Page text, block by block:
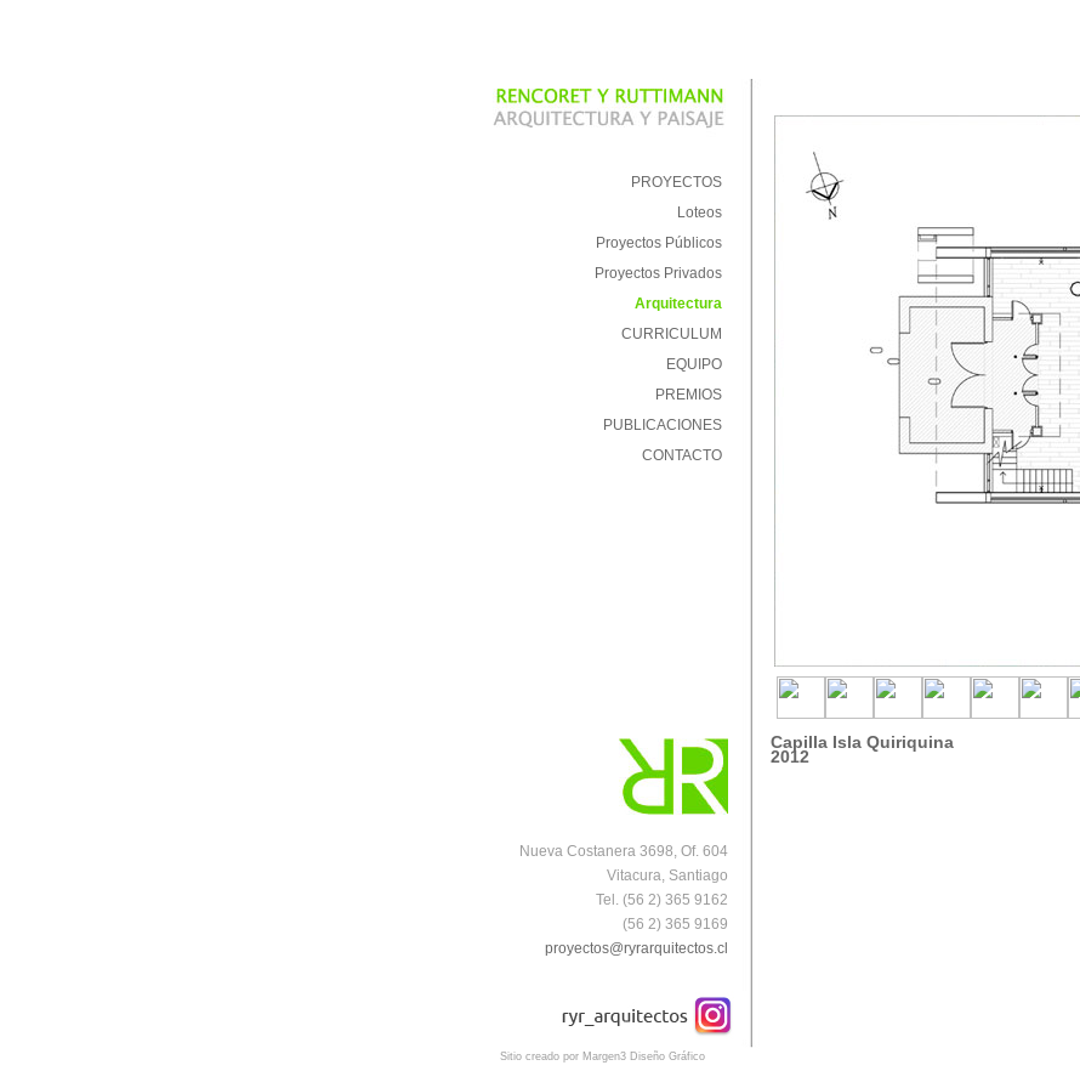
PROYECTOS
Loteos
Proyectos Públicos
Proyectos Privados
Arquitectura
CURRICULUM
EQUIPO
PREMIOS
PUBLICACIONES
CONTACTO
Nueva Costanera 3698, Of. 604
Vitacura, Santiago
Tel. (56 2) 365 9162
(56 2) 365 9169
proyectos@ryrarquitectos.cl
Capilla Isla Quiriquina
2012
Sitio creado por Margen3 Diseño Gráfico